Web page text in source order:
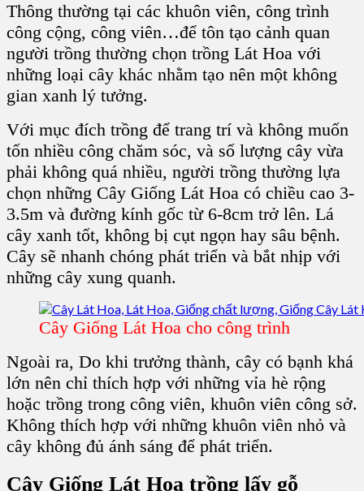
Thông thường tại các khuôn viên, công trình
công cộng, công viên…để tôn tạo cảnh quan
người trồng thường chọn trồng Lát Hoa với
những loại cây khác nhằm tạo nên một không
gian xanh lý tưởng.
Với mục đích trồng để trang trí và không muốn
tốn nhiều công chăm sóc, và số lượng cây vừa
phải không quá nhiều, người trồng thường lựa
chọn những Cây Giống Lát Hoa có chiều cao 3-
3.5m và đường kính gốc từ 6-8cm trở lên. Lá
cây xanh tốt, không bị cụt ngọn hay sâu bệnh.
Cây sẽ nhanh chóng phát triển và bắt nhịp với
những cây xung quanh.
Cây Giống Lát Hoa cho công trình
Ngoài ra, Do khi trưởng thành, cây có bạnh khá
lớn nên chỉ thích hợp với những vỉa hè rộng
hoặc trồng trong công viên, khuôn viên công sở.
Không thích hợp với những khuôn viên nhỏ và
cây không đủ ánh sáng để phát triển.
Cây Giống Lát Hoa trồng lấy gỗ